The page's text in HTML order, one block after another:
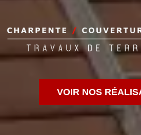
VOIR NOS